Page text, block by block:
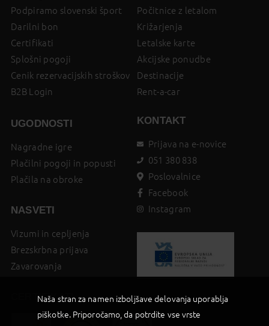
Podpiramo slovenski šport
Darilni bon
Certifikati
Splošni pogoji
Cenik rezervacijskih stroškov
B2B Login
UGODNOSTI
Nagradne igre
Plačilni pogoji in popusti
Plačila na obroke
NASVETI
Vizumi in cepljenja
Brezskrbna prijava
Zavarovanja
Počitnice z letalom
Križarjenja
Letalske karte
Akcijske ponudbe
Destinacije
Rent-a-car
KONTAKT
Prijava na e-novice
051 380 838
Poslovalnice
Facebook
Instagram
CERTIFIKATI
Naša stran za namen izboljšave delovanja uporablja
piškotke. Priporočamo, da potrdite vse vrste